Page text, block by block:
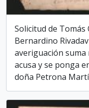
Solicitud de
Bernardino
averiguación suma­
acusa y se ponga
doña Petrona